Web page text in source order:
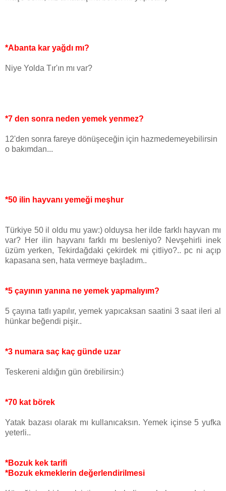
*Abanta kar yağdı mı?
Niye Yolda Tır'ın mı var?
*7 den sonra neden yemek yenmez?
12'den sonra fareye dönüşeceğin için hazmedemeyebilirsin
o bakımdan...
*50 ilin hayvanı yemeği meşhur
Türkiye 50 il oldu mu yaw:) olduysa her ilde farklı hayvan mı
var? Her ilin hayvanı farklı mı besleniyo? Nevşehirli inek
üzüm yerken, Tekirdağdaki çekirdek mi çitliyo?.. pc ni açıp
kapasana sen, hata vermeye başladım..
*5 çayının yanına ne yemek yapmalıyım?
5 çayına tatlı yapılır, yemek yapıcaksan saatini 3 saat ileri al
hünkar beğendi pişir..
*3 numara saç kaç günde uzar
Teskereni aldığın gün örebilirsin:)
*70 kat börek
Yatak bazası olarak mı kullanıcaksın. Yemek içinse 5 yufka
yeterli..
*Bozuk kek tarifi
*Bozuk ekmeklerin değerlendirilmesi